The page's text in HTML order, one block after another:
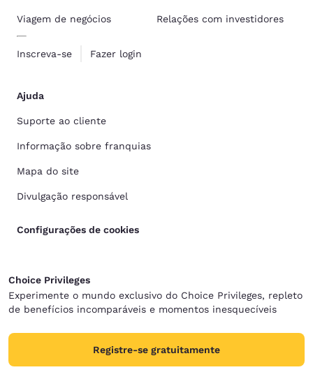
Viagem de negócios
Inscreva-se Fazer login
Relações com investidores
Ajuda
Suporte ao cliente
Informação sobre franquias
Mapa do site
Divulgação responsável
Configurações de cookies
Choice Privileges
Experimente o mundo exclusivo do Choice Privileges, repleto
de benefícios incomparáveis e momentos inesquecíveis
Registre-se gratuitamente